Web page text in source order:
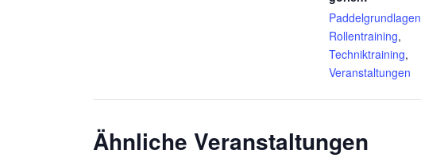
Paddelgrundlagen
Rollentraining,
Techniktraining,
Veranstaltungen
Ähnliche Veranstaltungen